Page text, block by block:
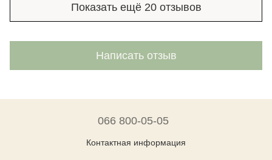
Показать ещё 20 отзывов
Написать отзыв
066 800-05-05
Контактная информация